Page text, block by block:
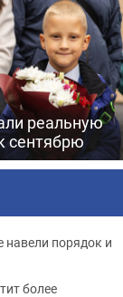
реальную
сентябрю
навели порядок и
более